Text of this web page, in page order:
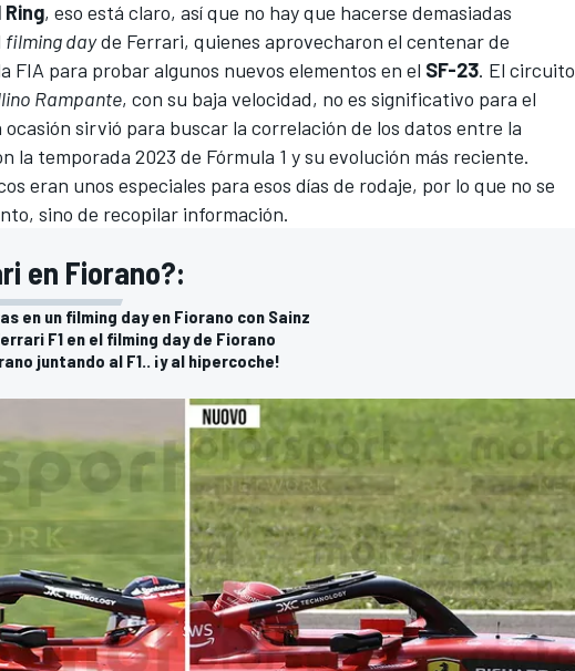
Ring, eso está claro, así que no hay que hacerse demasiadas
filming dayde Ferrari, quienes aprovecharon el centenar de
FIA para probar algunos nuevos elementos en el SF-23. El circuito
Rampante, con su baja velocidad, no es significativo para el
sirvió para buscar la correlación de los datos entre la
la temporada 2023 de Fórmula 1 y su evolución más reciente.
eran unos especiales para esos días de rodaje, por lo que no se
sino de recopilar información.
en Fiorano?:
en un filming day en Fiorano con Sainz
F1 en el filming day de Fiorano
juntando al F1.. ¡y al hipercoche!